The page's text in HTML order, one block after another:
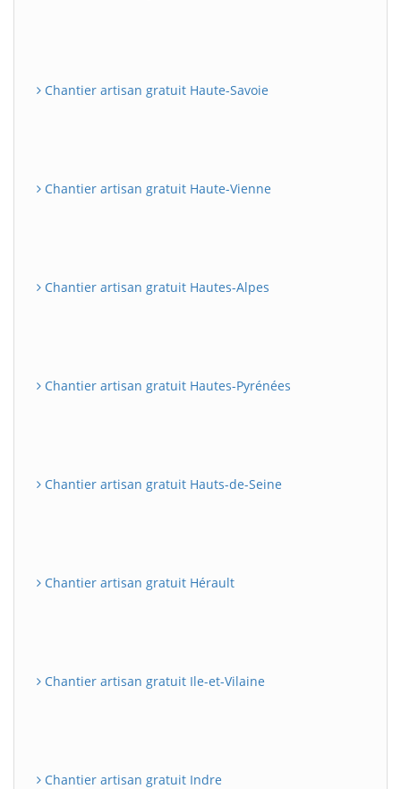
Chantier artisan gratuit Haute-Savoie
Chantier artisan gratuit Haute-Vienne
Chantier artisan gratuit Hautes-Alpes
Chantier artisan gratuit Hautes-Pyrénées
Chantier artisan gratuit Hauts-de-Seine
Chantier artisan gratuit Hérault
Chantier artisan gratuit Ile-et-Vilaine
Chantier artisan gratuit Indre